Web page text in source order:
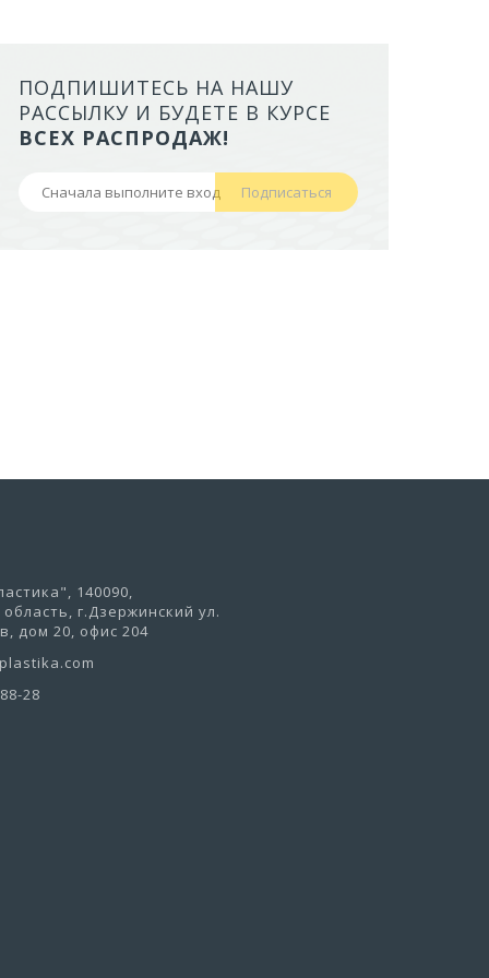
ЛОТОК ALTA ДЛЯ КОШЕК
БОРТАМИ И СЕТКОЙ НА
НОЖКАХ)
ПОДПИШИТЕСЬ НА НАШУ
РАССЫЛКУ И БУДЕТЕ В КУРСЕ
ВСЕХ РАСПРОДАЖ!
Подписаться
140090,
г.Дзержинский ул.
дом 20, офис 204
28